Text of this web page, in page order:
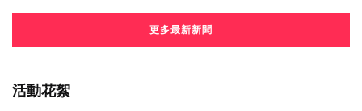
更多最新新聞
活動花絮